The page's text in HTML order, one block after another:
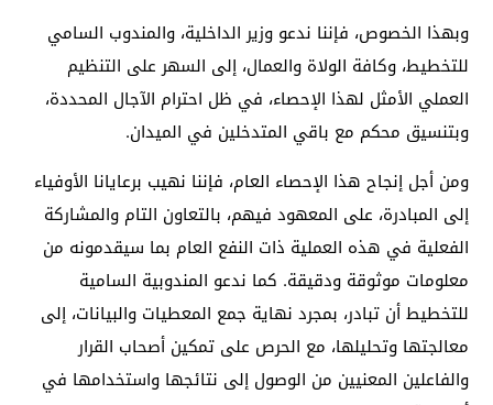
وبهذا الخصوص، فإننا ندعو وزير الداخلية، والمندوب السامي
للتخطيط، وكافة الولاة والعمال، إلى السهر على التنظيم
العملي الأمثل لهذا الإحصاء، في ظل احترام الآجال المحددة،
وبتنسيق محكم مع باقي المتدخلين في الميدان.
ومن أجل إنجاح هذا الإحصاء العام، فإننا نهيب برعايانا الأوفياء
إلى المبادرة، على المعهود فيهم، بالتعاون التام والمشاركة
الفعلية في هذه العملية ذات النفع العام بما سيقدمونه من
معلومات موثوقة ودقيقة. كما ندعو المندوبية السامية
للتخطيط أن تبادر، بمجرد نهاية جمع المعطيات والبيانات، إلى
معالجتها وتحليلها، مع الحرص على تمكين أصحاب القرار
والفاعلين المعنيين من الوصول إلى نتائجها واستخدامها في